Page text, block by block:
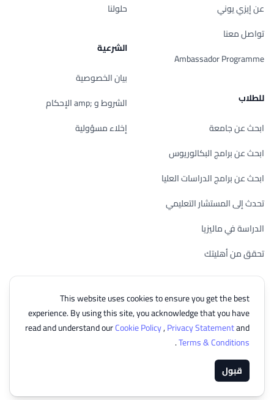
This website uses cookies to ensure you get the best
experience. By using this site, you acknowledge that you have
read and understand ourCookie Policy,Privacy Statementand
Terms & Conditions
.
قبول
عن إيزي يوني
تواصل معنا
Ambassador Programme
للطلاب
ابحث عن جامعة
ابحث عن برامج البكالوريوس
ابحث عن برامج الدراسات العليا
تحدث إلى المستشار التعليمي
الدراسة في ماليزيا
تحقق من أهليتك
حلولنا
الشرعية
بيان الخصوصية
الشروط و ;amp الإحكام
إخلاء مسؤولية
© 2026 EasyUni Sdn Bhd, company registration number 200801016907
(818200-P). All rights reserved.
Arabic